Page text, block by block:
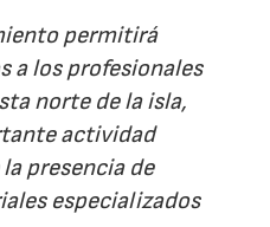
permitirá
a los profesionales
norte de la isla,
actividad
presencia de
especializados